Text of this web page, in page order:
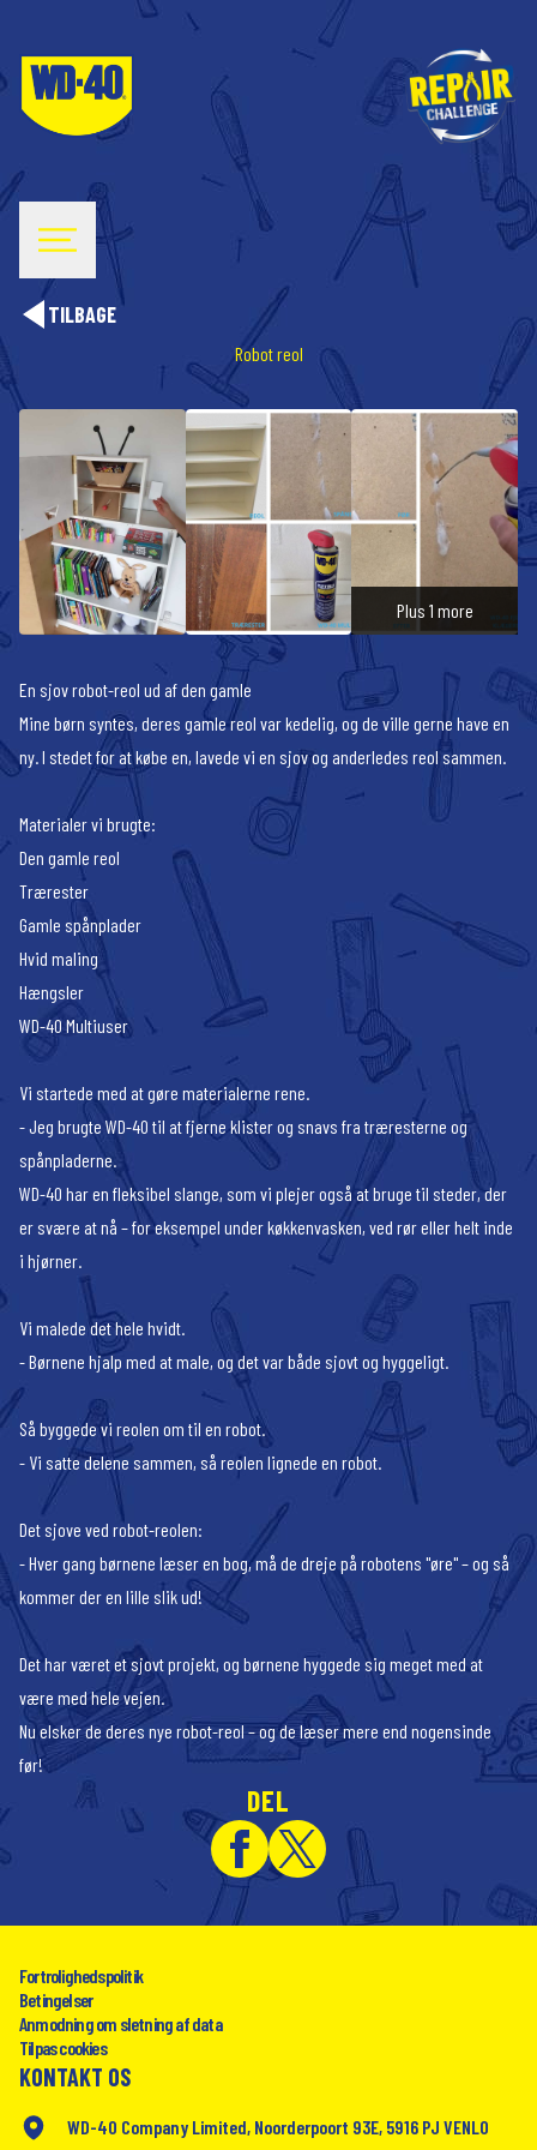
TILBAGE
Robot reol
Plus 1 more
En sjov robot-reol ud af den gamle
Mine børn syntes, deres gamle reol var kedelig, og de ville gerne have en
ny. I stedet for at købe en, lavede vi en sjov og anderledes reol sammen.
Materialer vi brugte:
Den gamle reol
Trærester
Gamle spånplader
Hvid maling
Hængsler
WD-40 Multiuser
Vi startede med at gøre materialerne rene.
- Jeg brugte WD-40 til at fjerne klister og snavs fra træresterne og
spånpladerne.
WD-40 har en fleksibel slange, som vi plejer også at bruge til steder, der
er svære at nå – for eksempel under køkkenvasken, ved rør eller helt inde
i hjørner.
Vi malede det hele hvidt.
- Børnene hjalp med at male, og det var både sjovt og hyggeligt.
Så byggede vi reolen om til en robot.
- Vi satte delene sammen, så reolen lignede en robot.
Det sjove ved robot-reolen:
- Hver gang børnene læser en bog, må de dreje på robotens "øre" – og så
kommer der en lille slik ud!
Det har været et sjovt projekt, og børnene hyggede sig meget med at
være med hele vejen.
Nu elsker de deres nye robot-reol – og de læser mere end nogensinde
før!
DEL
Fortrolighedspolitik
Betingelser
Anmodning om sletning af data
Tilpas cookies
KONTAKT OS
WD-40 Company Limited, Noorderpoort 93E, 5916 PJ VENLO